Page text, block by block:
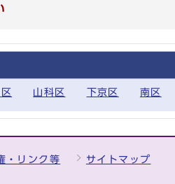
山科区 下京区 南区
・リンク等 サイトマップ